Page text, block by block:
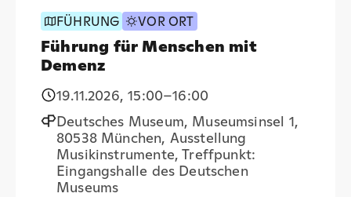
FÜHRUNG VOR ORT
Führung für Menschen mit
Demenz
19.11.2026,15:00–16:00
Deutsches Museum, Museumsinsel 1,
80538 München, Ausstellung
Musikinstrumente, Treffpunkt:
Eingangshalle des Deutschen
Museums